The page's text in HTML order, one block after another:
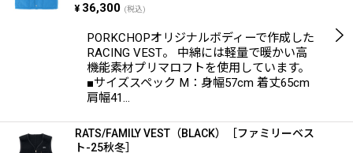
¥ 36,300 (税込)
PORKCHOPオリジナルボディーで作成した
RACING VEST。 中綿には軽量で暖かい高
機能素材プリマロフトを使用しています。
■サイズスペック M：身幅57cm 着丈65cm
肩幅41…
RATS/FAMILY VEST（BLACK）［ファミリーベス
ト-25秋冬］